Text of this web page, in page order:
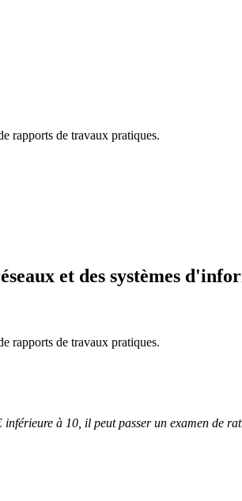
rapports de travaux pratiques.
et des systèmes
rapports de travaux pratiques.
à 10, il peut passer un examen de